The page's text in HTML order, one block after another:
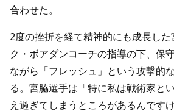
合わせた。
2度の挫折を経て精神的にも成長し
ク・ボアダンコーチの指導の下、保
ながら「フレッシュ」という攻撃的
る。宮脇選手は「特に私は戦術家と
え過ぎてしまうところがあるんです